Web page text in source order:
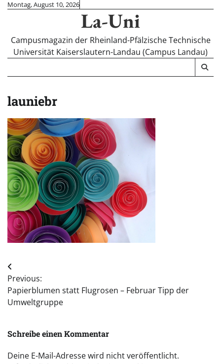
SkipMontag, August 10, 2026
La-Uni
Campusmagazin der Rheinland-Pfälzische Technische
Universität Kaiserslautern-Landau (Campus Landau)
launiebr
Beitragsnavigation
Previous:
Papierblumen statt Flugrosen – Februar Tipp der
Umweltgruppe
Schreibe einen Kommentar
Deine E-Mail-Adresse wird nicht veröffentlicht.